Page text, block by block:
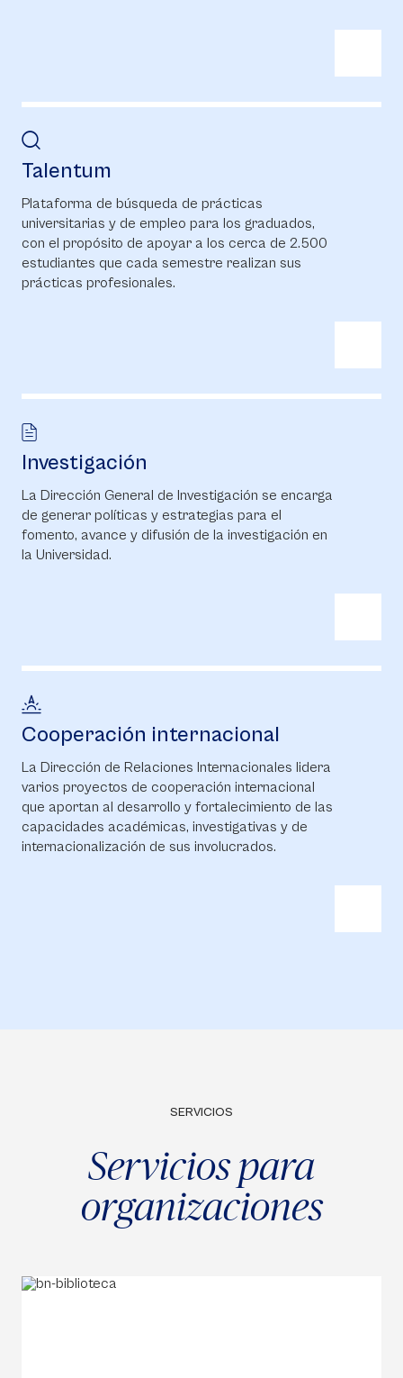
Talentum
Plataforma de búsqueda de prácticas
universitarias y de empleo para los graduados,
con el propósito de apoyar a los cerca de 2.500
estudiantes que cada semestre realizan sus
prácticas profesionales.
Investigación
La Dirección General de Investigación se encarga
de generar políticas y estrategias para el
fomento, avance y difusión de la investigación en
la Universidad.
Cooperación internacional
La Dirección de Relaciones Internacionales lidera
varios proyectos de cooperación internacional
que aportan al desarrollo y fortalecimiento de las
capacidades académicas, investigativas y de
internacionalización de sus involucrados.
SERVICIOS
Servicios para
organizaciones